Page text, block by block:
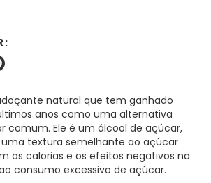
natural que tem ganhado
anos como uma alternativa
comum. Ele é um álcool de açúcar,
textura semelhante ao açúcar
as calorias e os efeitos negativos na
consumo excessivo de açúcar.